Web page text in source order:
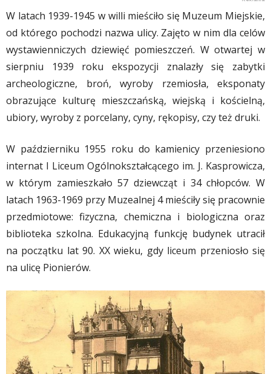
W latach 1939-1945 w willi mieściło się Muzeum Miejskie,
od którego pochodzi nazwa ulicy. Zajęto w nim dla celów
wystawienniczych dziewięć pomieszczeń. W otwartej w
sierpniu 1939 roku ekspozycji znalazły się zabytki
archeologiczne, broń, wyroby rzemiosła, eksponaty
obrazujące kulturę mieszczańską, wiejską i kościelną,
ubiory, wyroby z porcelany, cyny, rękopisy, czy też druki.
W październiku 1955 roku do kamienicy przeniesiono
internat I Liceum Ogólnokształcącego im. J. Kasprowicza,
w którym zamieszkało 57 dziewcząt i 34 chłopców. W
latach 1963-1969 przy Muzealnej 4 mieściły się pracownie
przedmiotowe: fizyczna, chemiczna i biologiczna oraz
biblioteka szkolna. Edukacyjną funkcję budynek utracił
na początku lat 90. XX wieku, gdy liceum przeniosło się
na ulicę Pionierów.